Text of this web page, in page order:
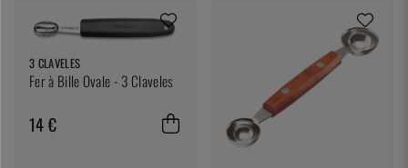
3 CLAVELES
Fer à Bille Ovale - 3 Claveles
14 €